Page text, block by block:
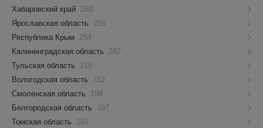
Хабаровский край 260
Ярославская область
256
Республика Крым
254
Калининградская область
247
Тульская область
215
Вологодская область
212
Смоленская область
198
Белгородская область
197
Томская область
192